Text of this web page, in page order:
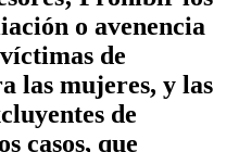
o avenencia
de
las mujeres, y las
de
casos, que